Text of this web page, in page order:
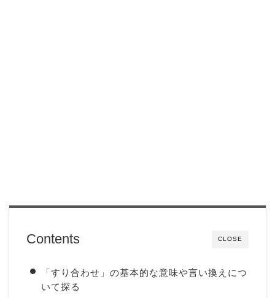
CLOSE
Contents
「すり合わせ」の基本的な意味や言い換えにつ
いて探る